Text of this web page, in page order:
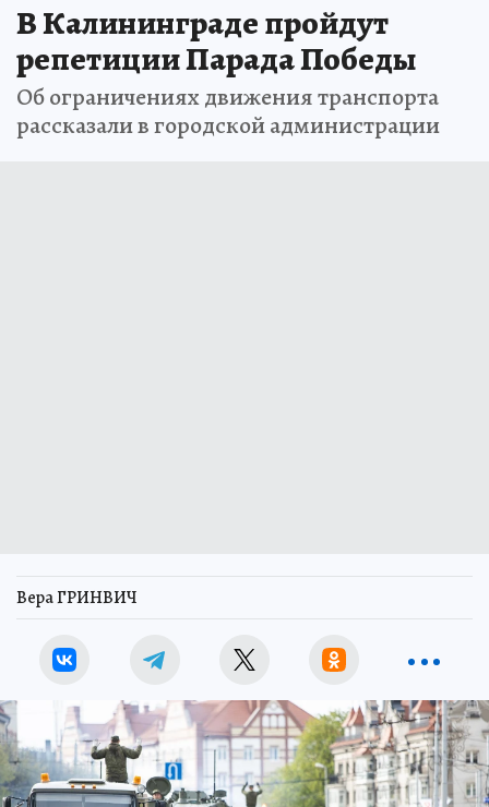
В Калининграде пройдут
репетиции Парада Победы
Об ограничениях движения транспорта
рассказали в городской администрации
Вера ГРИНВИЧ